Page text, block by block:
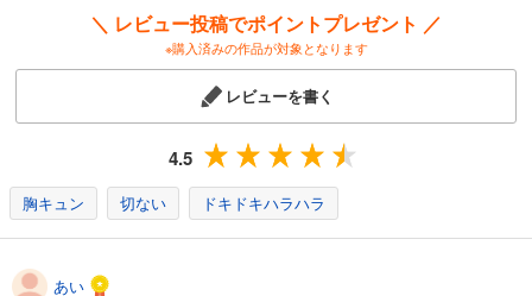
＼ レビュー投稿でポイントプレゼント ／
※購入済みの作品が対象となります
レビューを書く
4.5
胸キュン 切ない ドキドキハラハラ
あい